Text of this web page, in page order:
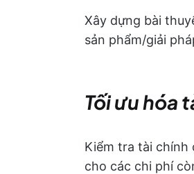
Xây dựng bài
sản phẩm/giải
Tối ưu hóa
Kiểm tra tài chính
cho các chi phí